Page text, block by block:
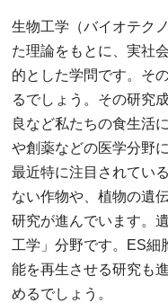
生物工学（バイオテク
た理論をもとに、実社
的とした学問です。そ
るでしょう。その研究
良など私たちの食生活
や創薬などの医学分野
最近特に注目されてい
ない作物や、植物の遺
研究が進んでいます。
工学」分野です。ES細
能を再生させる研究も
めるでしょう。